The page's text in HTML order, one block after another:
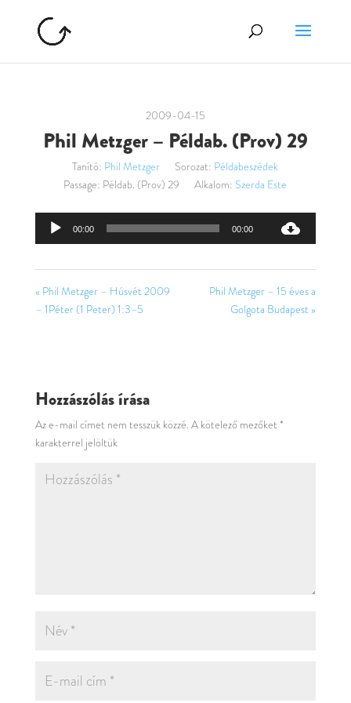
2009-04-15
Phil Metzger – Példab. (Prov) 29
Tanító: Phil Metzger Sorozat: Példabeszédek
Passage: Példab. (Prov) 29 Alkalom: Szerda Este
Audió
00:00 00:00
« Phil Metzger – Húsvét 2009
– 1Péter (1 Peter) 1:3–5
Phil Metzger – 15 éves a
Golgota Budapest »
Hozzászólás írása
Az e-mail címet nem tesszük közzé. A kötelező mezőket *
karakterrel jelöltük